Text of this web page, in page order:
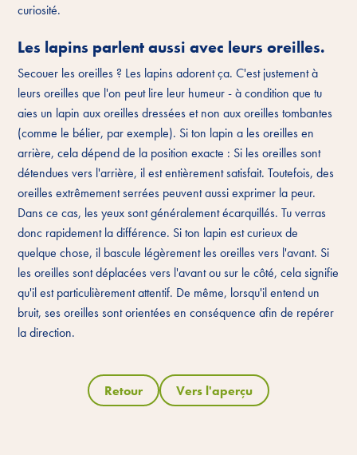
curiosité.
Les lapins parlent aussi avec leurs oreilles.
Secouer les oreilles ? Les lapins adorent ça. C'est justement à
leurs oreilles que l'on peut lire leur humeur - à condition que tu
aies un lapin aux oreilles dressées et non aux oreilles tombantes
(comme le bélier, par exemple). Si ton lapin a les oreilles en
arrière, cela dépend de la position exacte : Si les oreilles sont
détendues vers l'arrière, il est entièrement satisfait. Toutefois, des
oreilles extrêmement serrées peuvent aussi exprimer la peur.
Dans ce cas, les yeux sont généralement écarquillés. Tu verras
donc rapidement la différence. Si ton lapin est curieux de
quelque chose, il bascule légèrement les oreilles vers l'avant. Si
les oreilles sont déplacées vers l'avant ou sur le côté, cela signifie
qu'il est particulièrement attentif. De même, lorsqu'il entend un
bruit, ses oreilles sont orientées en conséquence afin de repérer
la direction.
Retour Vers l'aperçu